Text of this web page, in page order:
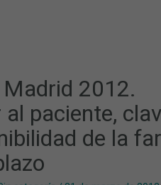
2012.
al paciente,
de la